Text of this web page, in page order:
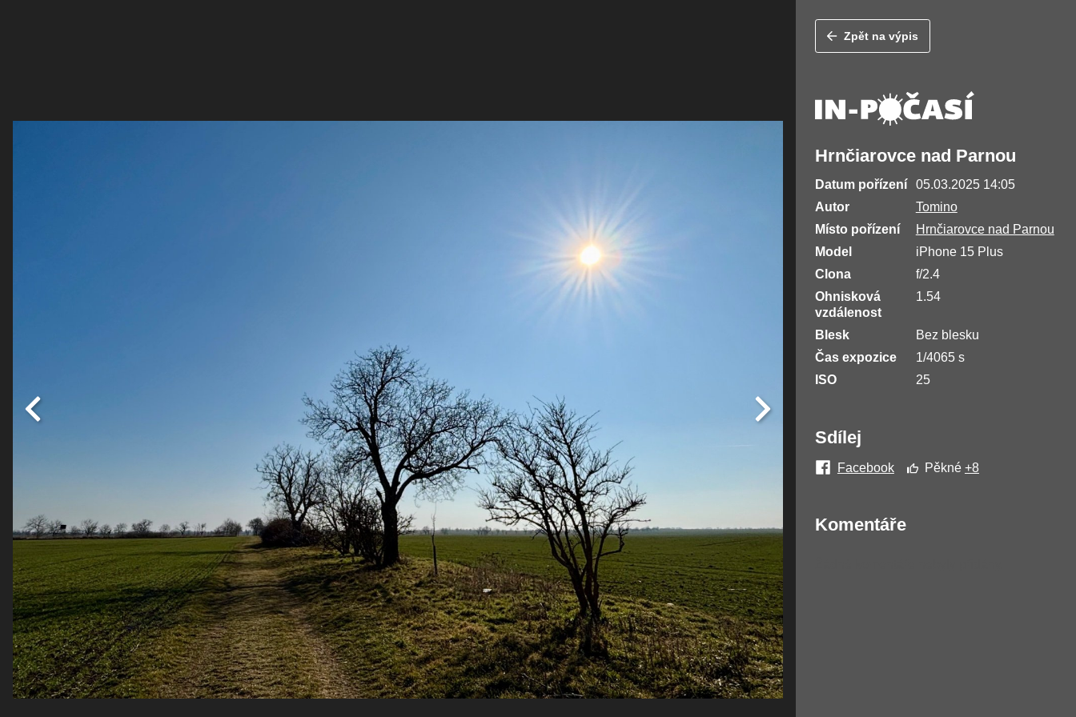
Zpět na výpis
Hrnčiarovce nad Parnou
Datum pořízení
05.03.2025 14:05
Autor
Tomino
Místo pořízení
Hrnčiarovce nad Parnou
Model
iPhone 15 Plus
Clona
f/2.4
Ohnisková
vzdálenost
1.54
Blesk
Bez blesku
Čas expozice
1/4065 s
ISO
25
Sdílej
Facebook Pěkné +8
Komentáře